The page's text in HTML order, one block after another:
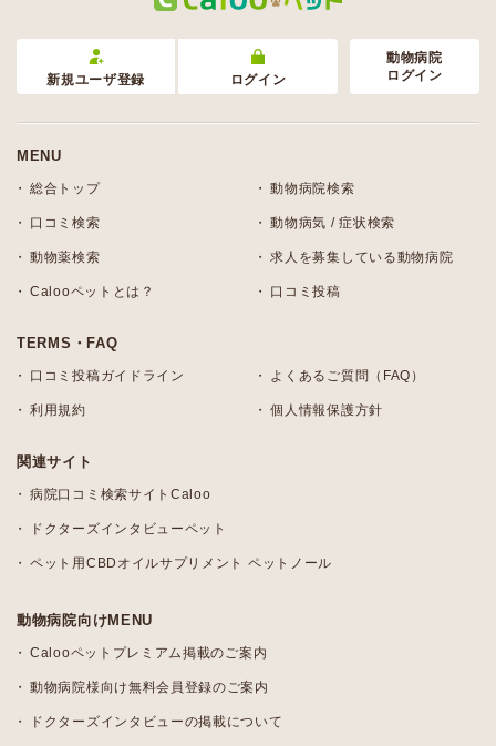
新規ユーザ登録 ログイン
動物病院
ログイン
MENU
総合トップ 動物病院検索
口コミ検索 動物病気 / 症状検索
動物薬検索 求人を募集している動物病院
Calooペットとは？ 口コミ投稿
TERMS・FAQ
口コミ投稿ガイドライン よくあるご質問（FAQ）
利用規約 個人情報保護方針
関連サイト
病院口コミ検索サイトCaloo
ドクターズインタビューペット
ペット用CBDオイルサプリメント ペットノール
動物病院向けMENU
Calooペットプレミアム掲載のご案内
動物病院様向け無料会員登録のご案内
ドクターズインタビューの掲載について